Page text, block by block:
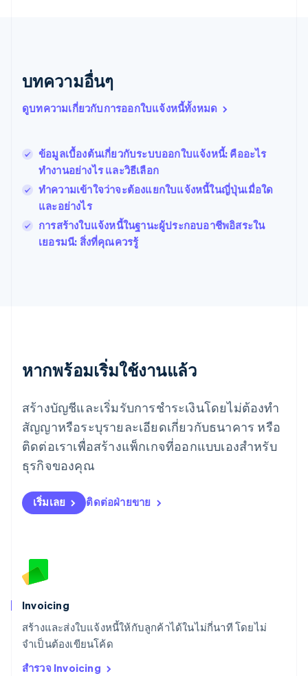
บทความอื่นๆ
ดูบทความเกี่ยวกับการออกใบแจ้งหนี้ทั้งหมด
ข้อมูลเบื้องต้นเกี่ยวกับระบบออกใบแจ้งหนี้: คืออะไร
ทำงานอย่างไร และวิธีเลือก
ทำความเข้าใจว่าจะต้องแยกใบแจ้งหนี้ในญี่ปุ่นเมื่อใด
และอย่างไร
การสร้างใบแจ้งหนี้ในฐานะผู้ประกอบอาชีพอิสระใน
เยอรมนี: สิ่งที่คุณควรรู้
หากพร้อมเริ่มใช้งานแล้ว
สร้างบัญชีและเริ่มรับการชำระเงินโดยไม่ต้องทำ
สัญญาหรือระบุรายละเอียดเกี่ยวกับธนาคาร หรือ
ติดต่อเราเพื่อสร้างแพ็กเกจที่ออกแบบเองสำหรับ
ธุรกิจของคุณ
เริ่มเลย ติดต่อฝ่ายขาย
Invoicing
สร้างและส่งใบแจ้งหนี้ให้กับลูกค้าได้ในไม่กี่นาที โดยไม่
จำเป็นต้องเขียนโค้ด
สำรวจ Invoicing
NederlandsFrançais
โปรตุเกส
PortuguêsEnglish
ฝรั่งเศส
FrançaisEnglish
ฟินแลนด์
EnglishSvenska
มอลตา
English
มาเลเซีย
简体中文
English
ลักเซมเบิร์ก
ลัตเวีย
English
ลิกเตนสไตน์
DeutschEnglish
ลิทัวเนีย
สเปน
EspañolEnglish
สโลวาเกีย
English
สวิตเซอร์แลนด์
สวีเดน
Svenska
สหรัฐอเมริกา
EnglishEspañol简体中文
English